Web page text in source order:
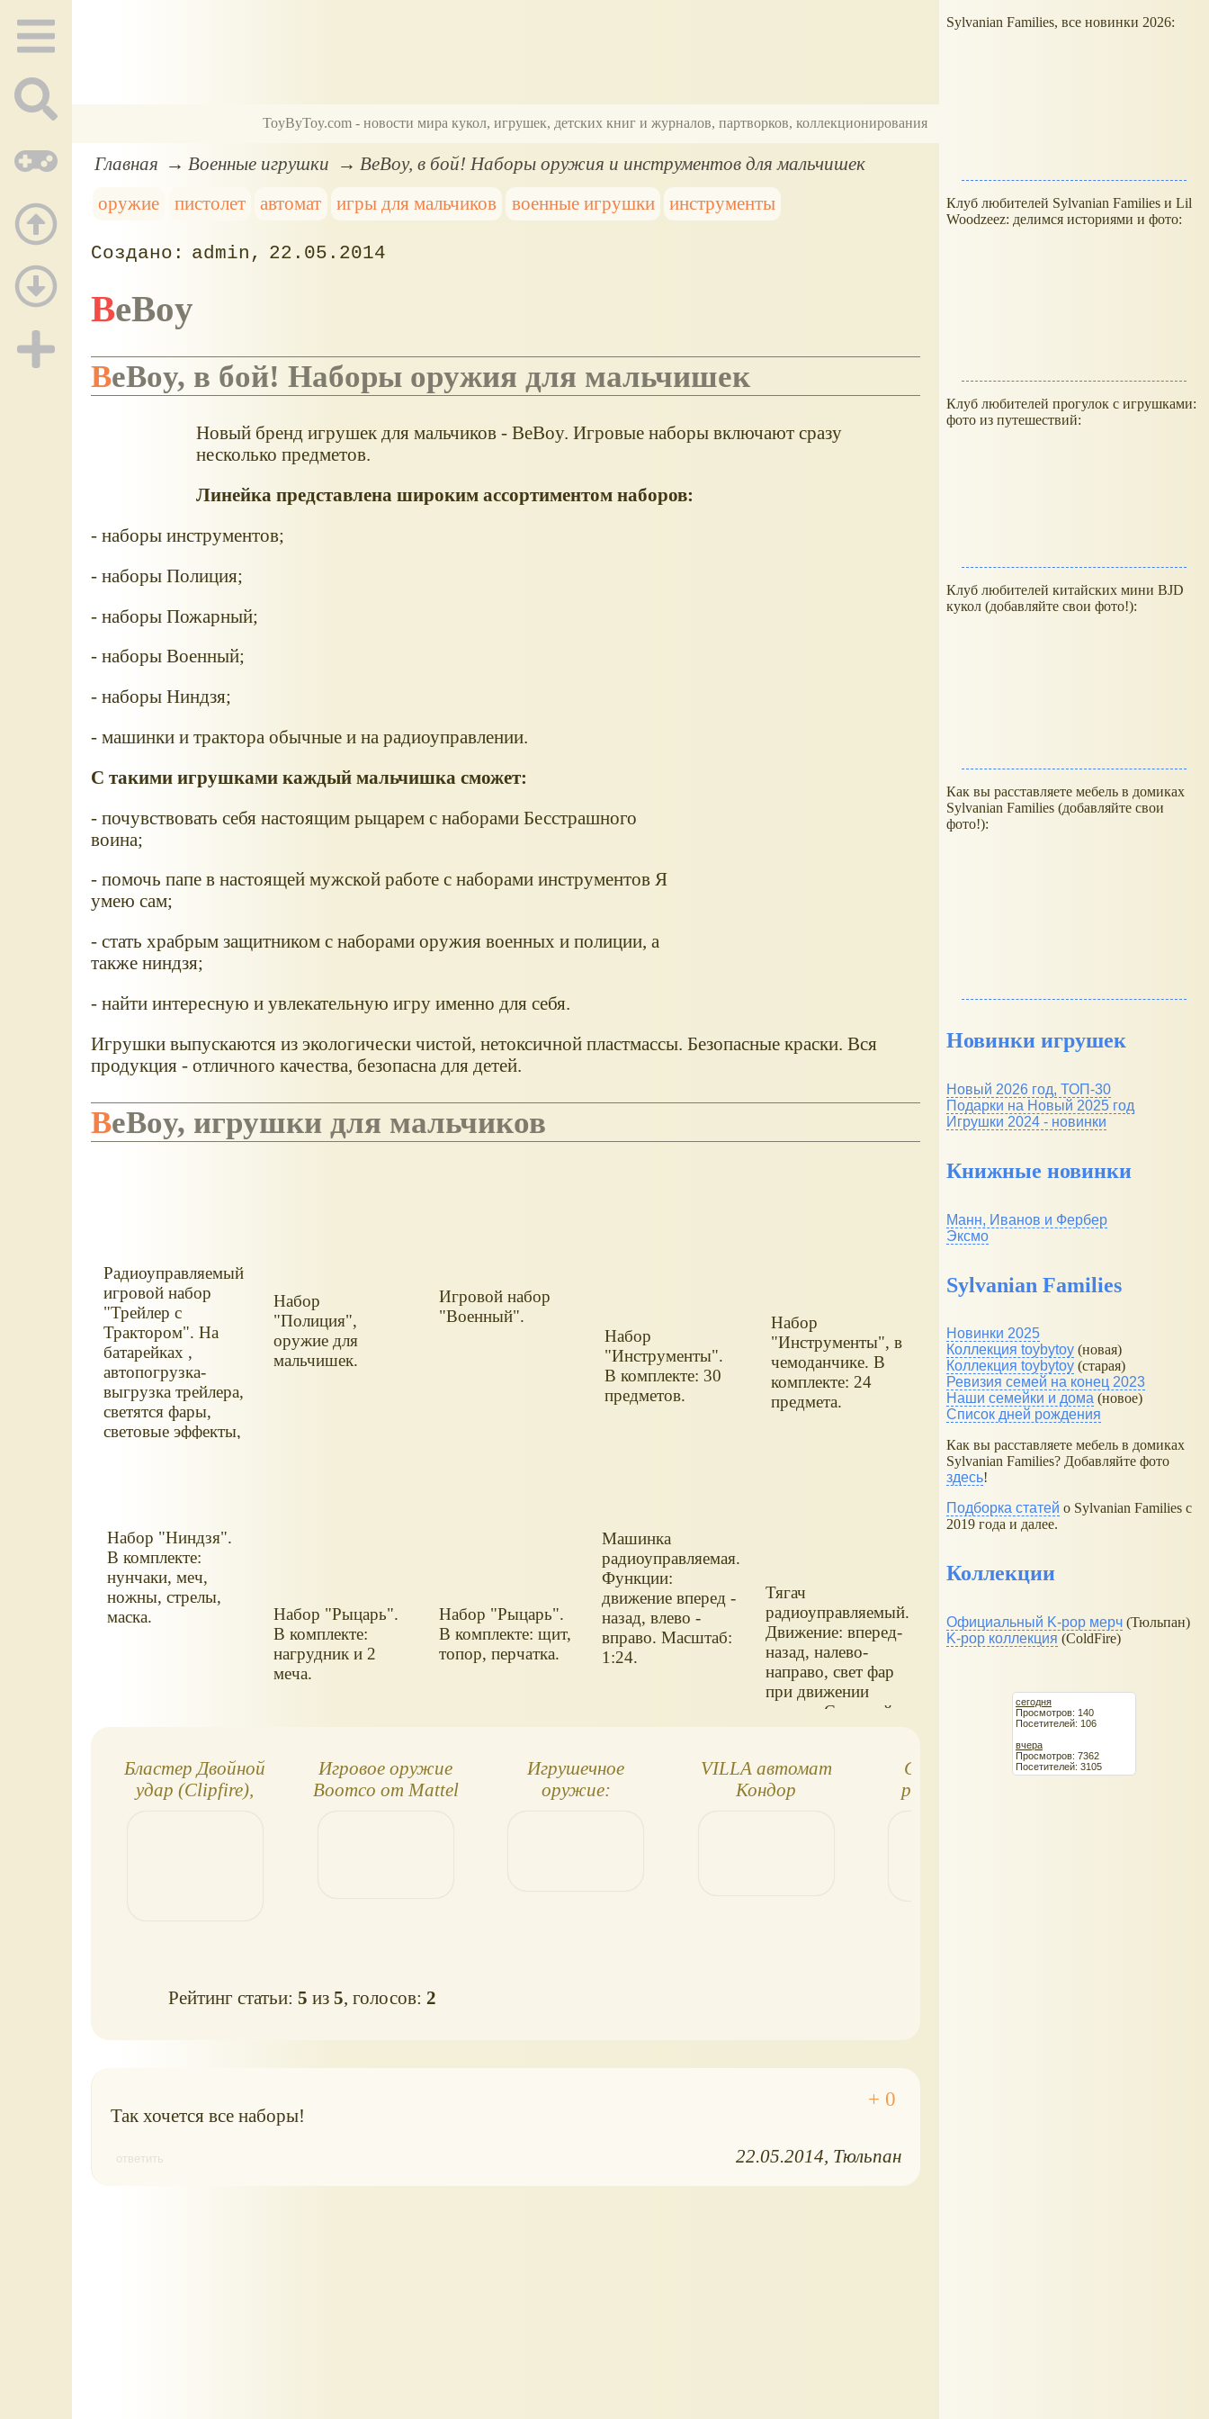
ToyByToy.com - новости мира кукол, игрушек, детских книг и журналов, партворков, коллекционирования
Главная Военные игрушки
BeBoy, в бой! Наборы оружия и инструментов для мальчишек
оружие
пистолет автомат игры для мальчиков военные игрушки инструменты
admin 22.05.2014
BeBoy
BeBoy, в бой! Наборы оружия для мальчишек
Новый бренд игрушек для мальчиков - BeBoy. Игровые наборы включают сразу
несколько предметов.
Линейка представлена широким ассортиментом наборов:
- наборы инструментов;
- наборы Полиция;
- наборы Пожарный;
- наборы Военный;
- наборы Ниндзя;
- машинки и трактора обычные и на радиоуправлении.
С такими игрушками каждый мальчишка сможет:
- почувствовать себя настоящим рыцарем с наборами Бесстрашного
воина;
- помочь папе в настоящей мужской работе с наборами инструментов Я
умею сам;
- стать храбрым защитником с наборами оружия военных и полиции, а
также ниндзя;
- найти интересную и увлекательную игру именно для себя.
Игрушки выпускаются из экологически чистой, нетоксичной пластмассы. Безопасные краски. Вся
продукция - отличного качества, безопасна для детей.
BeBoy, игрушки для мальчиков
Радиоуправляемый
игровой набор
"Трейлер с
Трактором". На
батарейках ,
автопогрузка-
выгрузка трейлера,
светятся фары,
световые эффекты,
Набор
"Полиция",
оружие для
мальчишек.
Игровой набор
"Военный".
Набор
"Инструменты".
В комплекте: 30
предметов.
Набор
"Инструменты", в
чемоданчике. В
комплекте: 24
предмета.
Набор "Ниндзя".
В комплекте:
нунчаки, меч,
ножны, стрелы,
маска.
Набор "Рыцарь".
В комплекте:
нагрудник и 2
меча.
Набор "Рыцарь".
В комплекте: щит,
топор, перчатка.
Машинка
радиоуправляемая.
Функции:
движение вперед -
назад, влево -
вправо. Масштаб:
1:24.
Тягач
радиоуправляемый.
Движение: вперед-
назад, налево-
направо, свет фар
при движении
вперед. Съемный
Бластер Двойной
удар (Clipfire),
Игровое оружие
Boomco от Mattel
Игрушечное
оружие:
VILLA автомат
Кондор
Спортивный
револьвер Jeff
Пистолет с
Рейтинг статьи:5 из5, голосов:2
Так хочется все наборы!
ответить 22.05.2014 Тюльпан
Sylvanian Families, все новинки 2026:
Клуб любителей Sylvanian Families и Lil
Woodzeez: делимся историями и фото:
Клуб любителей прогулок с игрушками:
фото из путешествий:
Клуб любителей китайских мини BJD
кукол (добавляйте свои фото!):
Как вы расставляете мебель в домиках
Sylvanian Families (добавляйте свои
фото!):
Новинки игрушек
Новый 2026 год, ТОП-30
Подарки на Новый 2025 год
Игрушки 2024 - новинки
Книжные новинки
Манн, Иванов и Фербер
Эксмо
Sylvanian Families
Новинки 2025
Коллекция toybytoy (новая)
Коллекция toybytoy (старая)
Ревизия семей на конец 2023
Наши семейки и дома (новое)
Список дней рождения
Как вы расставляете мебель в домиках
Sylvanian Families? Добавляйте фото
здесь!
Подборка статей о Sylvanian Families с
2019 года и далее.
Коллекции
Официальный K-pop мерч (Тюльпан)
K-pop коллекция (ColdFire)
сегодня
Просмотров: 140
Посетителей: 106
вчера
Просмотров: 7362
Посетителей: 3105